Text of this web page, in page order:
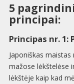
5
principai:
Principas nr.
Japoniškas
mažose lėkštelėse
lėkštėje kaip kad